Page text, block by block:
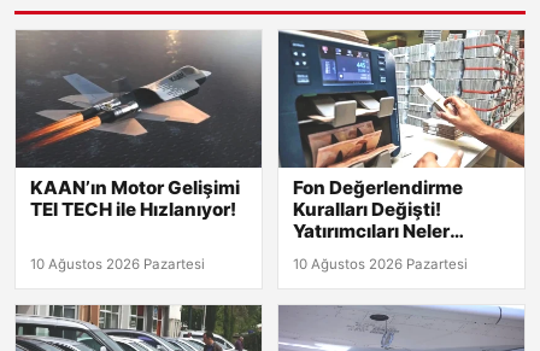
KAAN’ın Motor Gelişimi
TEI TECH ile Hızlanıyor!
10 Ağustos 2026 Pazartesi
Fon Değerlendirme
Kuralları Değişti!
Yatırımcıları Neler
Bekliyor?
10 Ağustos 2026 Pazartesi